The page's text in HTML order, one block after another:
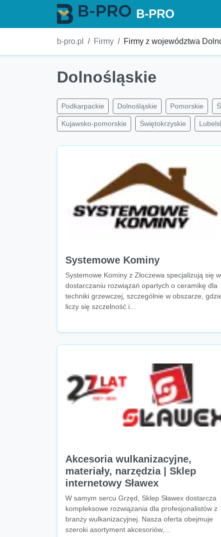
B-PRO
b-pro.pl Firmy Firmy z województwa
Dolnośląskie
Podkarpackie Dolnośląskie Pomorskie
Kujawsko-pomorskie Świętokrzyskie
Systemowe Kominy
Systemowe Kominy z Złoczewa specjalizują się w
dostarczaniu rozwiązań opartych o ceramikę dla
techniki grzewczej, szczególnie w obszarze,
liczy się szczelność i...
Akcesoria wulkanizacyjne,
materiały, narzędzia | Sklep
internetowy Sławex
W samym sercu Grzęd, Sklep Sławex dostarcza
kompleksowe rozwiązania dla profesjonalistów z
branży wulkanizacyjnej. Nasza oferta obejmuje
szeroki asortyment akcesoriów,...